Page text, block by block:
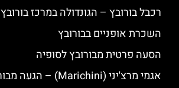
רכבל בורובץ – הגונדולה במרכז בורובץ
השכרת אופניים בבורובץ
הסעה פרטית מבורובץ לסופיה
אגמי מרצ'יני (Marichini) – הגעה מבורובץ